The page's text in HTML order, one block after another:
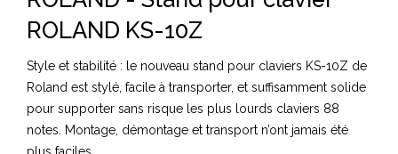
ROLAND KS-10Z
Style et stabilité : le nouveau stand pour claviers KS-10Z de
Roland est stylé, facile à transporter, et suffisamment solide
pour supporter sans risque les plus lourds claviers 88
notes. Montage, démontage et transport n’ont jamais été